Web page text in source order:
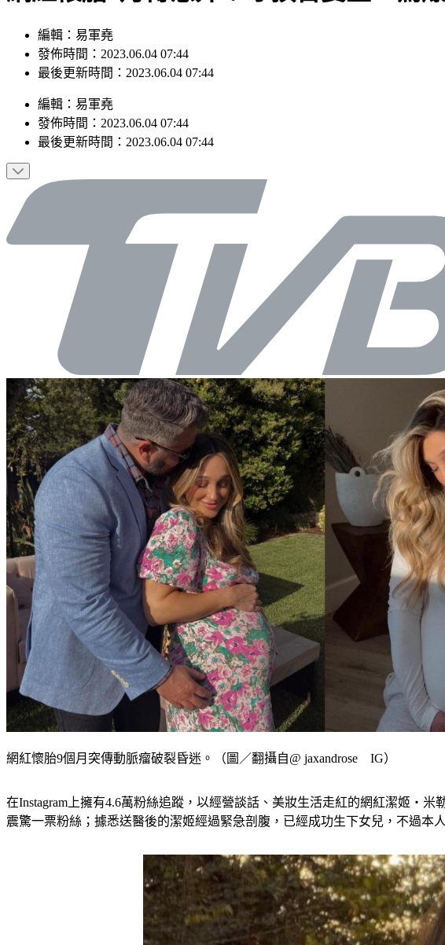
編輯：易軍堯
發佈時間：2023.06.04 07:44
最後更新時間：2023.06.04 07:44
編輯 ： 易軍堯
發佈時間： 2023.06.04 07:44
最後更新時間： 2023.06.04 07:44
網紅懷胎9個月突傳動脈瘤破裂昏迷。（圖／翻攝自@ jaxandrose IG）
在Instagram上擁有4.6萬粉絲追蹤，以經營談話、美妝生活走紅的網紅潔姬‧米
震驚一票粉絲；據悉送醫後的潔姬經過緊急剖腹，已經成功生下女兒，不過本